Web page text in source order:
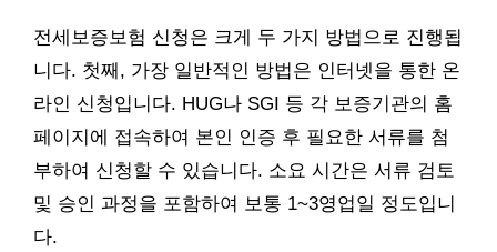
전세보증보험 신청은 크게 두 가지 방법으로 진행됩
니다. 첫째, 가장 일반적인 방법은 인터넷을 통한 온
라인 신청입니다. HUG나 SGI 등 각 보증기관의 홈
페이지에 접속하여 본인 인증 후 필요한 서류를 첨
부하여 신청할 수 있습니다. 소요 시간은 서류 검토
및 승인 과정을 포함하여 보통 1~3영업일 정도입니
다.